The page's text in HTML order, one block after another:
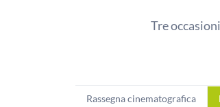
Tre
Rassegna cinematografica